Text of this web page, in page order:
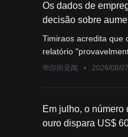
Os dados de
decisão sobre
Timiraos acredita que
relatório
dados de inflação
华尔街见闻 • 2026/08/
Em julho, o
ouro dispara US$